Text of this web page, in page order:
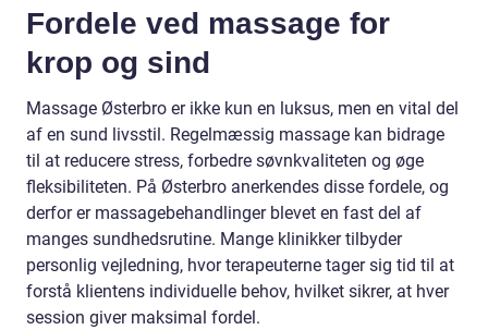
Fordele ved massage for
krop og sind
Massage Østerbro er ikke kun en luksus, men en vital del
af en sund livsstil. Regelmæssig massage kan bidrage
til at reducere stress, forbedre søvnkvaliteten og øge
fleksibiliteten. På Østerbro anerkendes disse fordele, og
derfor er massagebehandlinger blevet en fast del af
manges sundhedsrutine. Mange klinikker tilbyder
personlig vejledning, hvor terapeuterne tager sig tid til at
forstå klientens individuelle behov, hvilket sikrer, at hver
session giver maksimal fordel.